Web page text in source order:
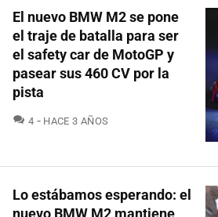
El nuevo BMW M2 se pone
el traje de batalla para ser
el safety car de MotoGP y
pasear sus 460 CV por la
pista
4 COMENTARIOS
HACE 3 AÑOS
Lo estábamos esperando: el
nuevo BMW M2 mantiene